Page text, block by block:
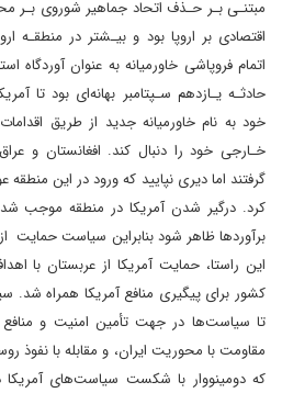
مبتنـی بـر حـذف اتحاد جماهیر شوروی بـر
اقتصادی بر اروپا بود و بیـشتر در منطقـه
اتمام فروپاشی خاورمیانه به عنوان
حادثـه یـازدهم سـپتامبر بهانه‌ای بود تا
خود به نام خاورمیانه جدید از طریق
خـارجی خود را دنبال کند. افغانستان و
گرفتند اما دیری نپایید که ورود در این منطقه
کرد. درگیر شدن آمریکا در منطقه موجب
برآوردها ظاهر شود بنابراین سیاست
این راستا، حمایت آمریکا از عربستان با
کشور برای پیگیری منافع آمریکا همراه
تا سیاست‌ها در جهت تأمین امنیت و
مقاومت با محوریت ایران، و مقابله با نفوذ
که دومینووار با شکست سیاست‌های آمریکا